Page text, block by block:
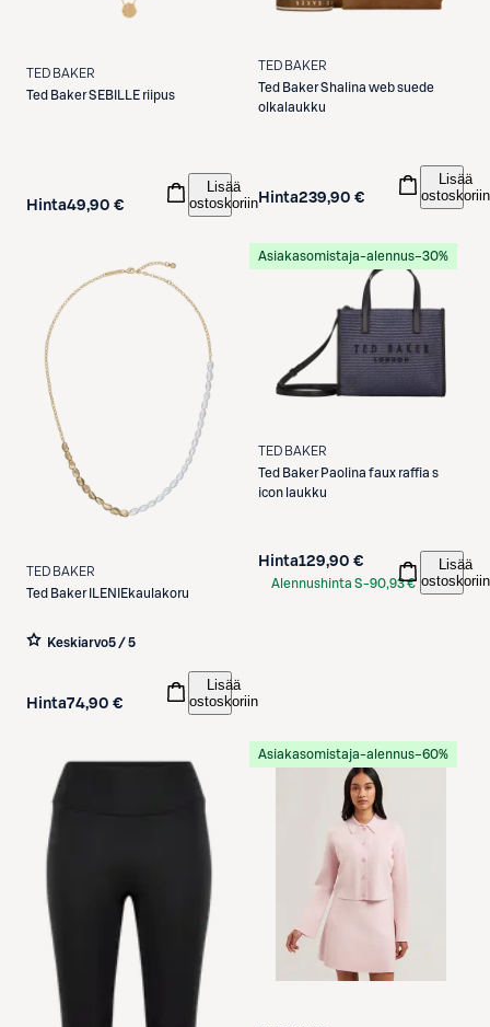
TED BAKER
Ted BakerSEBILLE riipus
Hinta49,90 €
Lisää
ostoskoriin
TED BAKER
Ted BakerShalina web suede
olkalaukku
Hinta239,90 €
Lisää
ostoskoriin
TED BAKER
Ted Baker ILENIEkaulakoru
Keskiarvo5 / 5
Hinta74,90 €
Lisää
ostoskoriin
Asiakasomistaja-alennus−30%
TED BAKER
Ted Baker Paolina faux raffia s
icon laukku
Hinta129,90 €
Alennushinta S-90,93 €
Lisää
ostoskoriin
Asiakasomistaja-alennus−60%